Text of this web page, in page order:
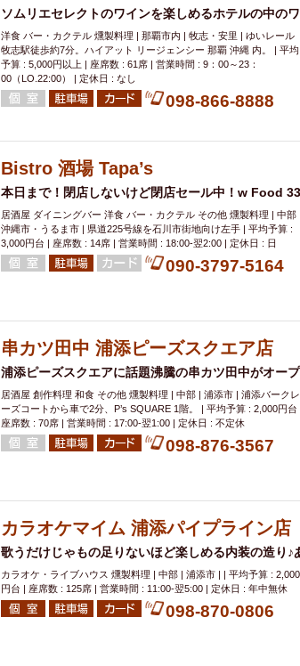
ソムリエセレクトのワインを楽しめるホテルの中の
洋食 バー・カクテル 燻製料理 | 那覇市内 | 牧志・安里 | ゆいレール
牧志駅徒歩約7分。ハイアット リージェンシー 那覇 沖縄 内。 | 平均
予算 : 5,000円以上 | 座席数 : 61席 | 営業時間 : 9：00～23：
00（LO.22:00） | 定休日 : なし
098-866-8888
Bistro 酒場 Tapa’s
本日まで！閉店しないけど閉店セール中！w Food
居酒屋 ダイニングバー 洋食 バー・カクテル その他 燻製料理 | 中部 |
沖縄市・うるま市 | 県道225号線を石川市街地向け左手 | 平均予算 :
3,000円台 | 座席数 : 14席 | 営業時間 : 18:00-翌2:00 | 定休日 : 日
090-3797-5164
串カツ田中 浦添ピーズスクエア店
浦添ピーズスクエアに話題沸騰の串カツ田中がオー
居酒屋 創作料理 和食 その他 燻製料理 | 中部 | 浦添市 | 浦添バークレ
ーズコートから車で2分、P’s SQUARE 1階。 | 平均予算 : 2,000円台
座席数 : 70席 | 営業時間 : 17:00-翌1:00 | 定休日 : 不定休
098-876-3567
カラオケマイム 浦添パイプライン店
歌うだけじゃもの足りないほど楽しめる内装の造り
カラオケ・ライブハウス 燻製料理 | 中部 | 浦添市 | | 平均予算 : 2,000
円台 | 座席数 : 125席 | 営業時間 : 11:00-翌5:00 | 定休日 : 年中無休
098-870-0806